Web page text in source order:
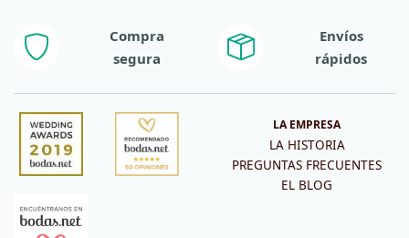
Compra
segura
Envíos
rápidos
LA EMPRESA
LA HISTORIA
PREGUNTAS FRECUENTES
EL BLOG